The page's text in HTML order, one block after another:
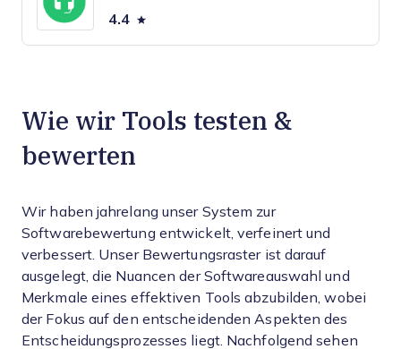
4.4
Wie wir Tools testen &
bewerten
Wir haben jahrelang unser System zur
Softwarebewertung entwickelt, verfeinert und
verbessert. Unser Bewertungsraster ist darauf
ausgelegt, die Nuancen der Softwareauswahl und
Merkmale eines effektiven Tools abzubilden, wobei
der Fokus auf den entscheidenden Aspekten des
Entscheidungsprozesses liegt. Nachfolgend sehen